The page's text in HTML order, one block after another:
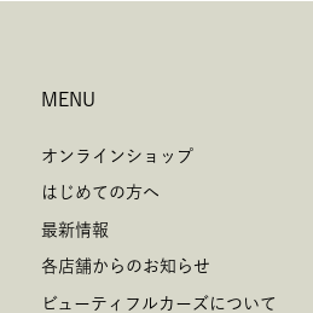
MENU
オンラインショップ
はじめての方へ
最新情報
各店舗からのお知らせ
ビューティフルカーズについて